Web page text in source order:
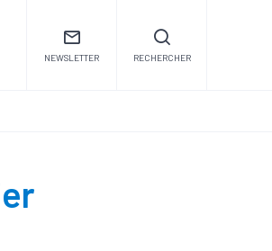
NEWSLETTER RECHERCHER